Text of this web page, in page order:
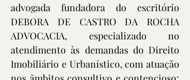
advogada fundadora do escritório
DEBORA DE CASTRO DA ROCHA
ADVOCACIA, especializado no
atendimento às demandas do Direito
Imobiliário e Urbanístico, com atuação